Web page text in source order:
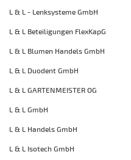
L & L - Lenksysteme GmbH
L & L Beteiligungen FlexKapG
L & L Blumen Handels GmbH
L & L Duodent GmbH
L & L GARTENMEISTER OG
L & L GmbH
L & L Handels GmbH
L & L Isotech GmbH